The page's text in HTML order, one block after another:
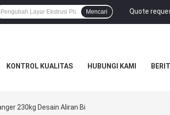
Quote
Mencari
KONTROL KUALITAS HUBUNGI KAMI
230kg Desain Aliran Bi